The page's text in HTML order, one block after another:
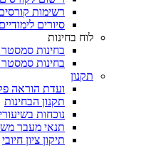
רשימות
סיורים לימודיים
לוח בחינות
בחינות
בחינות
תקנון
ועדת הוראה
תקנון הבחינות
נוכחות
תנאי מעבר
תיקון ציון חיובי